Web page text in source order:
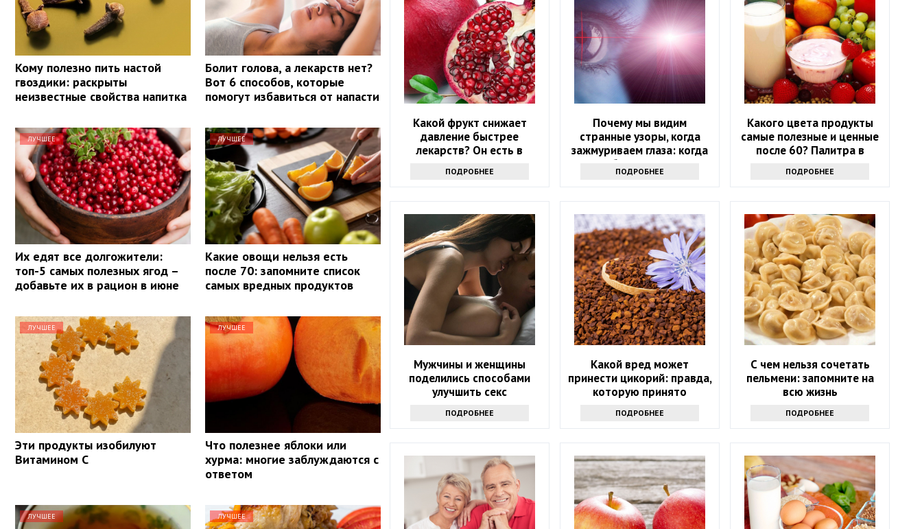
Кому полезно пить настой
гвоздики: раскрыты
неизвестные свойства напитка
Болит голова, а лекарств нет?
Вот 6 способов, которые
помогут избавиться от напасти
ЛУЧШЕЕ
Их едят все долгожители:
топ-5 самых полезных ягод –
добавьте их в рацион в июне
ЛУЧШЕЕ
Какие овощи нельзя есть
после 70: запомните список
самых вредных продуктов
ЛУЧШЕЕ
Эти продукты изобилуют
Витамином С
ЛУЧШЕЕ
Что полезнее яблоки или
хурма: многие заблуждаются с
ответом
ЛУЧШЕЕ ЛУЧШЕЕ
Какой фрукт снижает
давление быстрее
лекарств? Он есть в
ПОДРОБНЕЕ
Почему мы видим
странные узоры, когда
зажмуриваем глаза: когда
стоит обратиться к врачу
ПОДРОБНЕЕ
Какого цвета продукты
самые полезные и ценные
после 60? Палитра в
ПОДРОБНЕЕ
Мужчины и женщины
поделились способами
улучшить секс
ПОДРОБНЕЕ
Какой вред может
принести цикорий: правда,
которую принято
ПОДРОБНЕЕ
С чем нельзя сочетать
пельмени: запомните на
всю жизнь
ПОДРОБНЕЕ